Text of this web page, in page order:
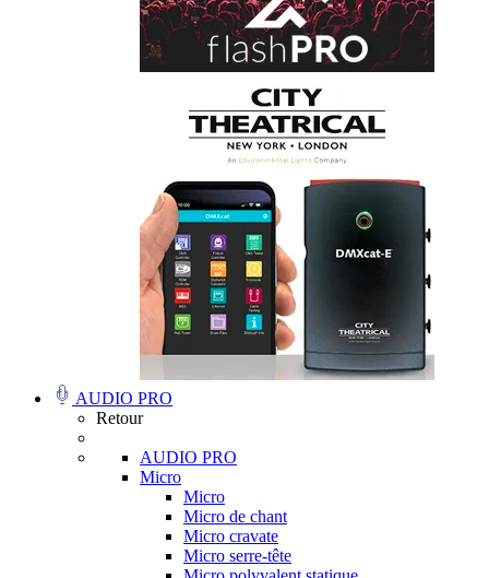
AUDIO PRO
Retour
AUDIO PRO
Micro
Micro
Micro de chant
Micro cravate
Micro serre-tête